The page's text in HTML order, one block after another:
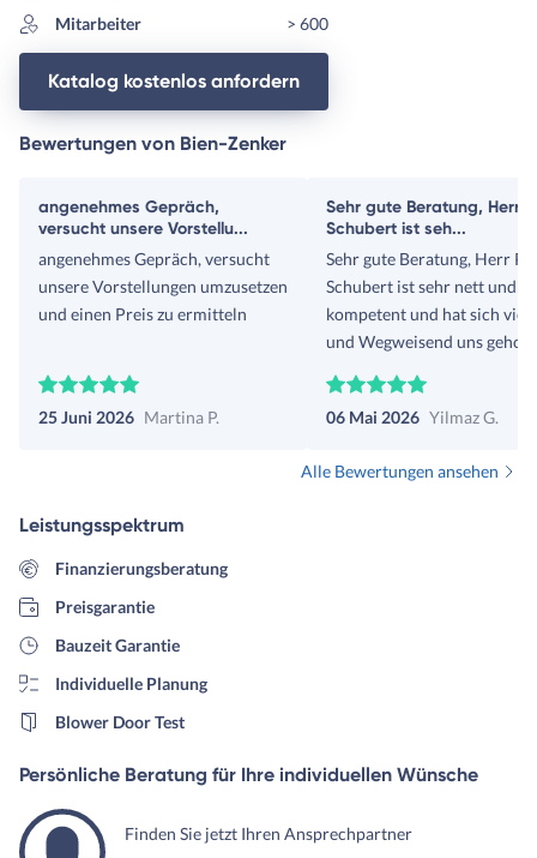
Mitarbeiter
> 600
Katalog kostenlos anfordern
Bewertungen von Bien-Zenker
angenehmes Gepräch,
versucht unsere Vorstellu...
angenehmes Gepräch, versucht
unsere Vorstellungen umzusetzen
und einen Preis zu ermitteln
25 Juni 2026 Martina P.
Sehr gute Beratung, Herr
Schubert ist seh...
Sehr gute Beratung, Herr Pit
Schubert ist sehr nett und
kompetent und hat sich viel
und Wegweisend uns
Perspektive eröffnet sehr zu
Positiv. Freue mich auf die
Schubert.
06 Mai 2026 Yilmaz G.
Alle Bewertungen ansehen
Leistungsspektrum
Finanzierungsberatung
Preisgarantie
Bauzeit Garantie
Individuelle Planung
Blower Door Test
Persönliche Beratung für Ihre individuellen Wünsche
Finden Sie jetzt Ihren Ansprechpartner